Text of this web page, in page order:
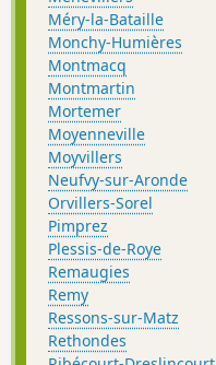
Méry-la-Bataille
Monchy-Humières
Montmacq
Montmartin
Mortemer
Moyenneville
Moyvillers
Neufvy-sur-Aronde
Orvillers-Sorel
Pimprez
Plessis-de-Roye
Remaugies
Remy
Ressons-sur-Matz
Rethondes